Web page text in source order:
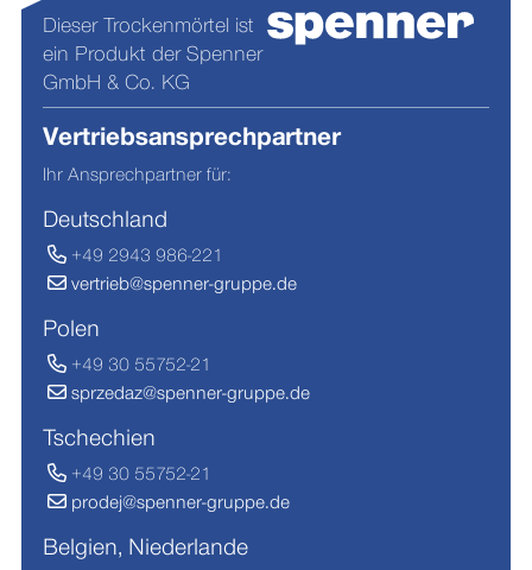
Dieser Trockenmörtel ist
ein Produkt der Spenner
GmbH & Co. KG
Vertriebsansprechpartner
Ihr Ansprechpartner für:
Deutschland
+49 2943 986-221
vertrieb@spenner-gruppe.de
Polen
+49 30 55752-21
sprzedaz@spenner-gruppe.de
Tschechien
+49 30 55752-21
prodej@spenner-gruppe.de
Belgien, Niederlande